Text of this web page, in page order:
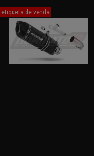
etiqueta de venda